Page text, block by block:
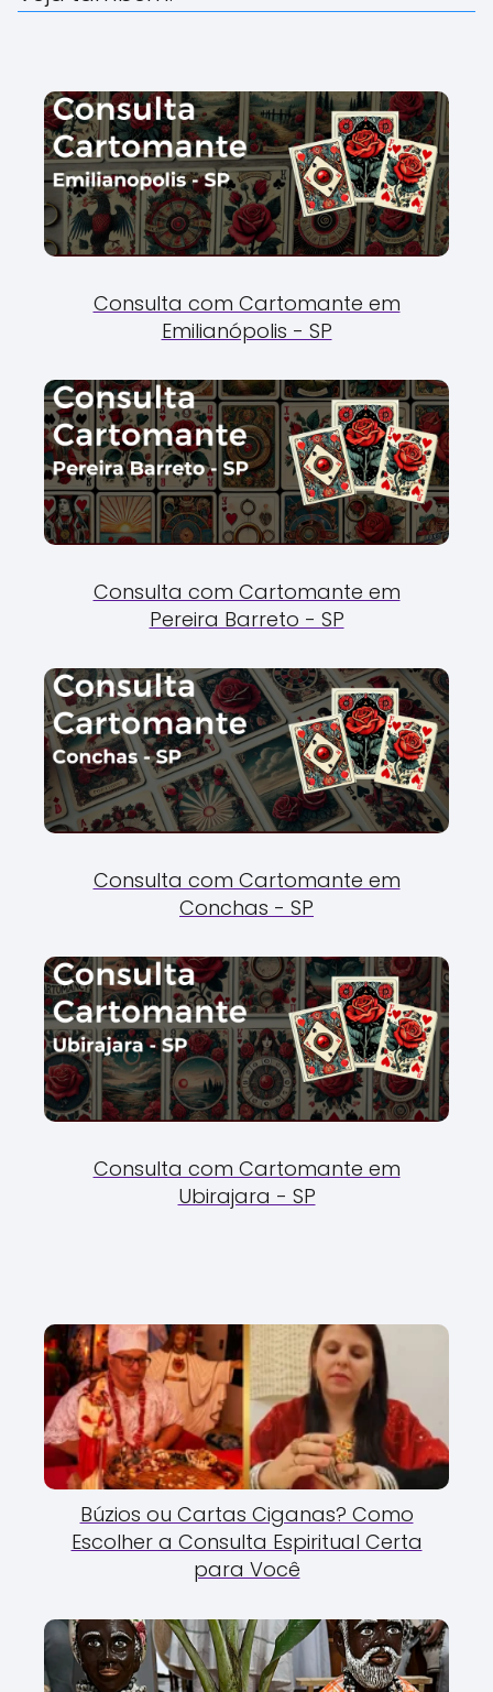
Consulta com Cartomante em
Emilianópolis - SP
Consulta com Cartomante em
Pereira Barreto - SP
Consulta com Cartomante em
Conchas - SP
Consulta com Cartomante em
Ubirajara - SP
Búzios ou Cartas Ciganas? Como
Escolher a Consulta Espiritual Certa
para Você